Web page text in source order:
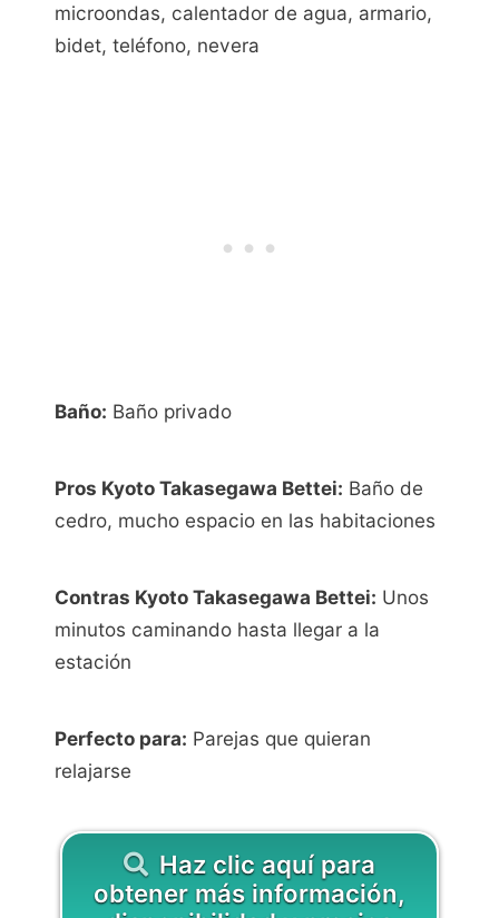
microondas, calentador de agua, armario,
bidet, teléfono, nevera
Baño: Baño privado
Pros Kyoto Takasegawa Bettei: Baño de
cedro, mucho espacio en las habitaciones
Contras Kyoto Takasegawa Bettei: Unos
minutos caminando hasta llegar a la
estación
Perfecto para: Parejas que quieran
relajarse
Haz clic aquí para
obtener más información,